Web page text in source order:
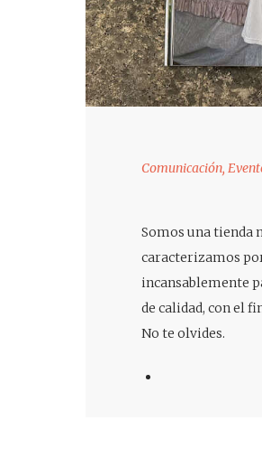
Comunicación,
Somos una tienda
caracterizamos
incansablemente
de calidad, con el
No te olvides.